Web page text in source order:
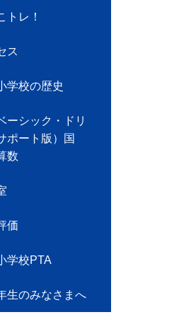
トレ！
ス
学校の歴史
ーシック・ドリ
ポート版）国
数
価
学校PTA
生のみなさまへ